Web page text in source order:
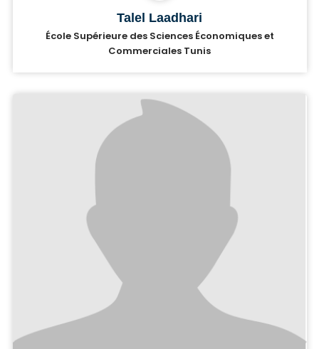
Talel Laadhari
École Supérieure des Sciences Économiques et
Commerciales Tunis